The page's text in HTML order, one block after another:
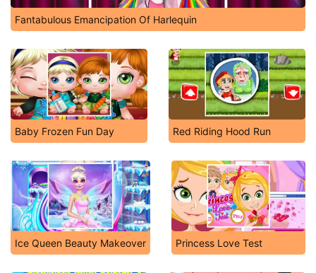
Fantabulous Emancipation Of Harlequin
Baby Frozen Fun Day Red Riding Hood Run
Ice Queen Beauty Makeover Princess Love Test